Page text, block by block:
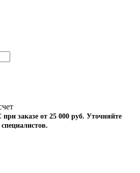
заказе от 25 000 руб. Уточняйте